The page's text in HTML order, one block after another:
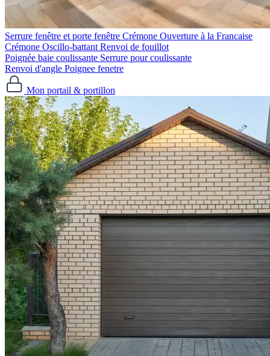
Serrure fenêtre et porte fenêtre
Crémone Ouverture à la Francaise
Crémone Oscillo-battant Renvoi de fouillot
Poignée baie coulissante Serrure pour coulissante
Renvoi d'angle Poignee fenetre
Mon portail & portillon